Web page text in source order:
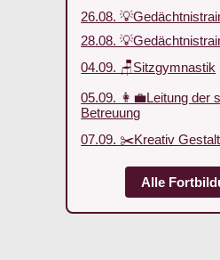
26.08.
28.08.
04.09. 🪑Sitzgymnastik
05.09. 👩‍💼Leitung der
Betreuung
07.09. ✂️Kreativ
Alle